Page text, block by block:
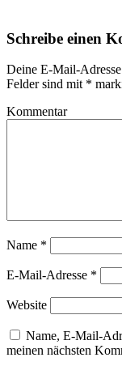
Schreibe einen
Deine E-Mail-
Felder sind mit *
Kommentar
Name *
E-Mail-Adresse *
Website
Name, E-Mail-
meinen nächsten